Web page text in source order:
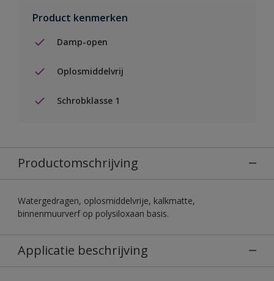
Product kenmerken
Damp-open
Oplosmiddelvrij
Schrobklasse 1
Productomschrijving
Watergedragen, oplosmiddelvrije, kalkmatte,
binnenmuurverf op polysiloxaan basis.
Applicatie beschrijving